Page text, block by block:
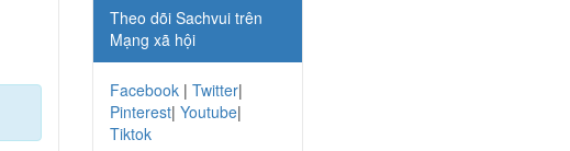
Theo dõi Sachvui trên
Mạng xã hội
Facebook | Twitter|
Pinterest| Youtube|
Tiktok